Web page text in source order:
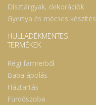
Dísztárgyak, dekorációk
Gyertya és mécses készítés
HULLADÉKMENTES
TERMÉKEK
Régi farmerből
Baba ápolás
Háztartás
Fürdőszoba